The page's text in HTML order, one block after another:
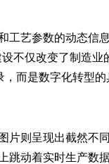
工艺参数的动态
不仅改变了制造
而是数字化转型的
片则呈现出截然不
跳动着实时生产数